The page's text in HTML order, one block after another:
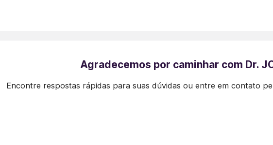
Agradecemos por caminhar com Dr.
Encontre respostas rápidas para suas dúvidas ou entre em contato